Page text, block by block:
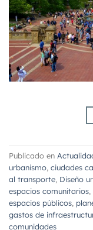
Publicado en
urbanismo ciudades
al transporte Diseño
espacios comunitarios
espacios públicos
gastos de
comunidades